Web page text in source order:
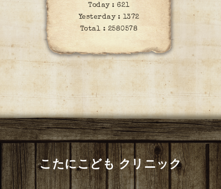
Today :621
Yesterday : 1372
Total : 2580578
こたにこども クリニック